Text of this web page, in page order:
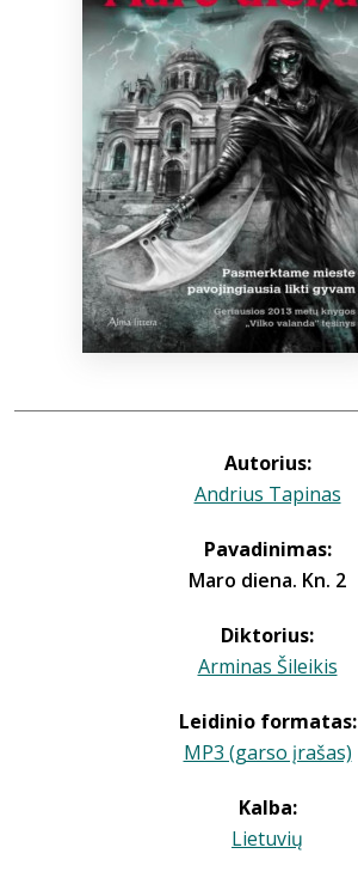
Autorius:
Andrius Tapinas
Pavadinimas:
Maro diena. Kn. 2
Diktorius:
Arminas Šileikis
Leidinio formatas:
MP3 (garso įrašas)
Kalba:
Lietuvių